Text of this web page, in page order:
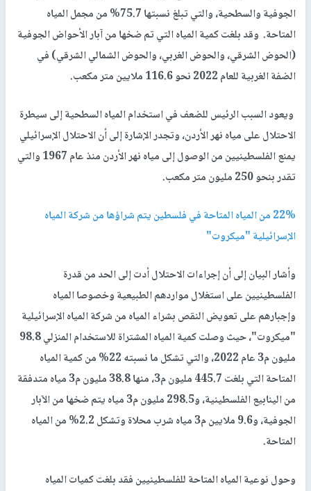
الجوفية والسطحية، والتي تبلغ نسبتها 75.7% من مجمل المياه
المتاحة. وقد بلغت كمية المياه التي تم ضخها من آبار الأحواض الجوفية
(الحوض الشرقي، والحوض الغربي، والحوض الشمالي الشرقي) في
الضفة الغربية للعام 2022 نحو 116.6 ملايين متر مكعب.
ويعود السبب الرئيس للضعف في استخدام المياه السطحية إلى سيطرة
الاحتلال على مياه نهر الأردن، وتجدر الإشارة إلى أن الاحتلال الإسرائيلي
يمنع الفلسطينيين من الوصول إلى مياه نهر الأردن منذ عام 1967 والتي
تقدر بنحو 250 مليون متر مكعب.
22% من المياه المتاحة في فلسطين يتم شراؤها من شركة المياه
الإسرائيلية "ميكروت"
وأشار البيان إلى أن إجراءات الاحتلال أدت إلى الحد من قدرة
الفلسطينيين على استغلال مواردهم الطبيعية وخصوصا المياه
وإجبارهم على تعويض النقص بشراء المياه من شركة المياه الإسرائيلية
"ميكروت"، حيث وصلت كمية المياه المشتراة للاستخدام المنزلي 98.8
مليون م3 عام 2022، والتي تشكل ما نسبته 22% من كمية المياه
المتاحة التي بلغت 445.7 مليون م3، منها 38.8 مليون م3 مياه متدفقة
من الينابيع الفلسطينية، و298.5 مليون م3 مياه يتم ضخها من الآبار
الجوفية، و9.6 ملايين م3 مياه شرب محلاة وتشكل 2.2% من المياه
المتاحة.
وحول نوعية المياه المتاحة للفلسطينيين فقد بلغت كميات المياه